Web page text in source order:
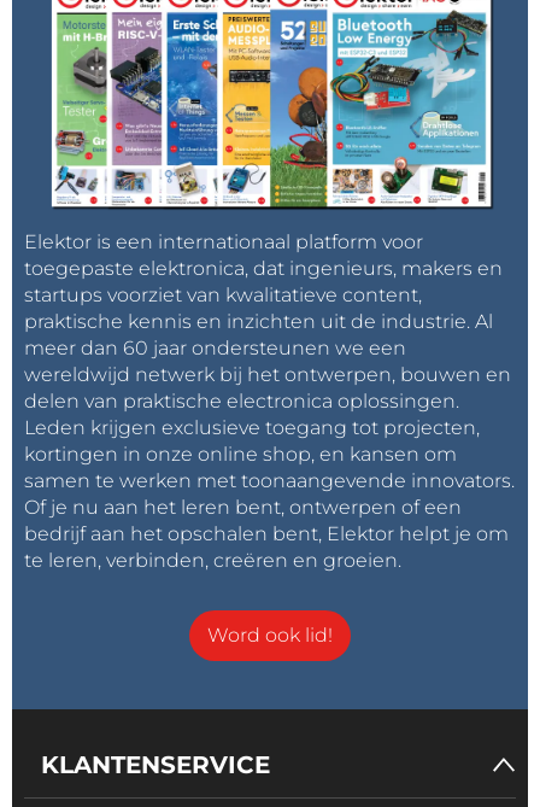
Elektor is een internationaal platform voor
toegepaste elektronica, dat ingenieurs, makers en
startups voorziet van kwalitatieve content,
praktische kennis en inzichten uit de industrie. Al
meer dan 60 jaar ondersteunen we een
wereldwijd netwerk bij het ontwerpen, bouwen en
delen van praktische electronica oplossingen.
Leden krijgen exclusieve toegang tot projecten,
kortingen in onze online shop, en kansen om
samen te werken met toonaangevende innovators.
Of je nu aan het leren bent, ontwerpen of een
bedrijf aan het opschalen bent, Elektor helpt je om
te leren, verbinden, creëren en groeien.
Word ook lid!
KLANTENSERVICE